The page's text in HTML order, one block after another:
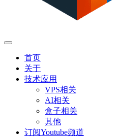
首页
关于
技术应用
VPS相关
AI相关
盒子相关
其他
订阅Youtube频道